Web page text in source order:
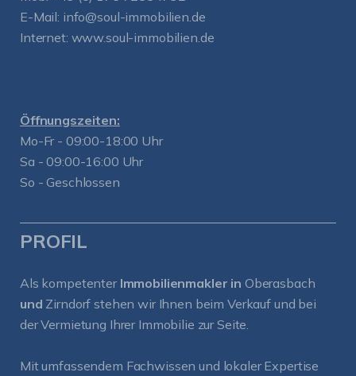
E-Mail: info@soul-immobilien.de
Internet: www.soul-immobilien.de
Öffnungszeiten:
Mo-Fr - 09:00-18:00 Uhr
Sa - 09:00-16:00 Uhr
So - Geschlossen
PROFIL
Als kompetenter Immobilienmakler in Oberasbach
und Zirndorf stehen wir Ihnen beim Verkauf und bei
der Vermietung Ihrer Immobilie zur Seite.
Mit umfassendem Fachwissen und lokaler Expertise